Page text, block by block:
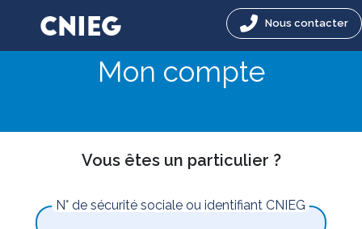
Nous contacter
Mon compte
Vous êtes un particulier ?
N° de sécurité sociale ou identifiant CNIEG